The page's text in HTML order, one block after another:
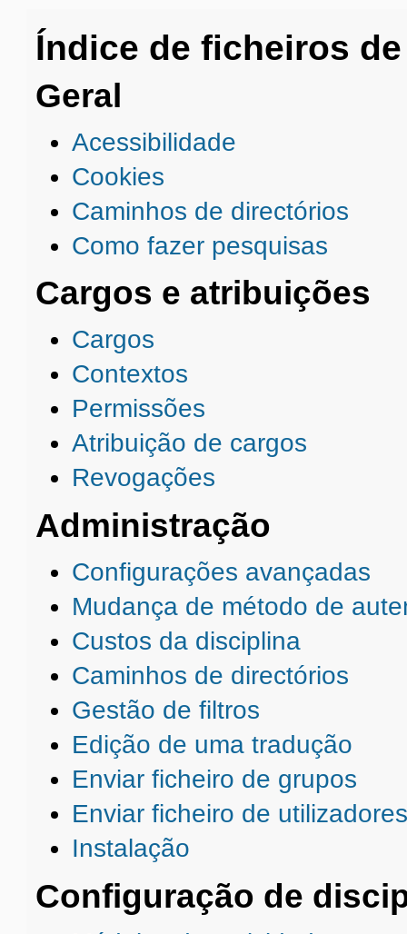
Índice de ficheiros
Geral
Acessibilidade
Cookies
Caminhos de directórios
Como fazer pesquisas
Cargos e atribuições
Cargos
Contextos
Permissões
Atribuição de cargos
Revogações
Administração
Configurações avançadas
Mudança de método de
Custos da disciplina
Caminhos de directórios
Gestão de filtros
Edição de uma tradução
Enviar ficheiro de grupos
Enviar ficheiro de
Instalação
Configuração de